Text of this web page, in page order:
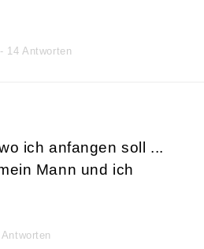
14 Antworten
ich anfangen soll ...
Mann und ich